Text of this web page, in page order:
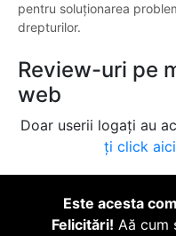
pentru soluționarea
drepturilor.
Review-uri pe
web
Doar userii logați au
ți click
Este acesta
Felicitări! Aă cum